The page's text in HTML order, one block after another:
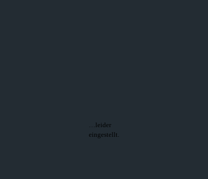
…leider
eingestellt.